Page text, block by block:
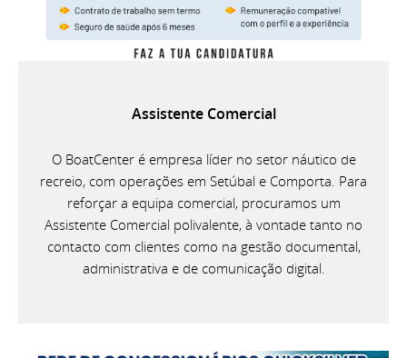
Assistente Comercial
O BoatCenter é empresa líder no setor náutico de
recreio, com operações em Setúbal e Comporta. Para
reforçar a equipa comercial, procuramos um
Assistente Comercial polivalente, à vontade tanto no
contacto com clientes como na gestão documental,
administrativa e de comunicação digital.